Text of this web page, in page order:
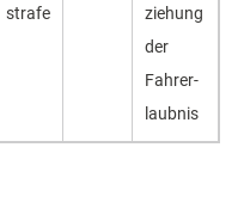
strafe
ziehung
der
Fahr­er­
laubnis